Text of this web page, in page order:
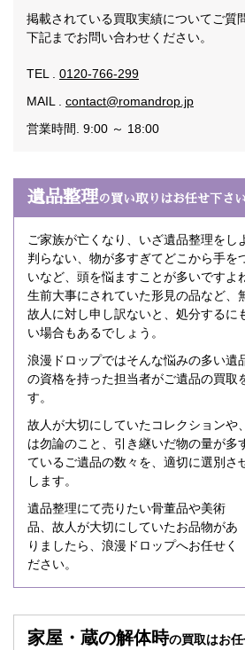
掲載されている買取実績についてご質
下記までお問い合わせください。
TEL . 0120-766-299
MAIL . contact@romandrop.jp
営業時間. 9:00 ～ 18:00
遺品整理の買い取りはお任せ下さい
ご家族が亡くなり、いざ遺品整理をし
判らない、物が多すぎてどこから手を
いなど、頭を悩ますことが多いですよ
生前大事にされていた形見の品など、
故人に対し申し訳ないと、処分するに
い場合もあるでしょう。
浪漫ドロップではそんな悩みの多い遺
の資格を持った担当者がご遺品の買取
す。
故人が大切にしていたコレクションや
は勿論のこと、引き継いだ物の量が多
ているご遺品の数々を、適切に選別さ
します。
遺品整理にて売りたい骨董品や美術
品、故人が大切にしていたお品物があ
りましたら、浪漫ドロップへお任せく
ださい。
家屋・蔵の解体時の買取はお